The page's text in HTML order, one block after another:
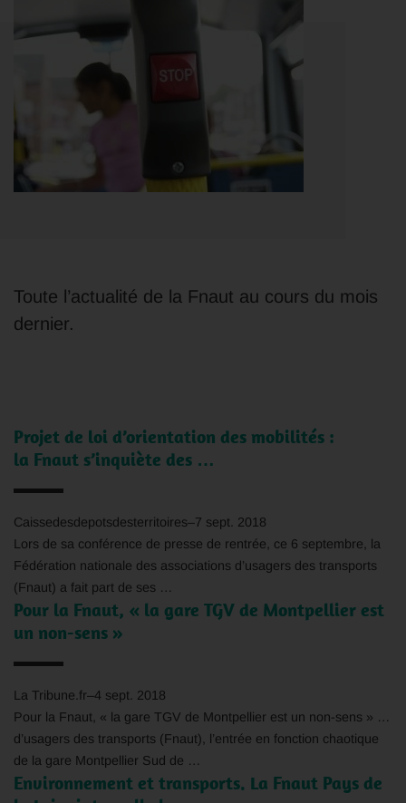
Toute l’actualité de la Fnaut au cours du mois
dernier.
Projet de loi d’orientation des mobilités :
la Fnaut s’inquiète des …
Caissedesdepotsdesterritoires–7 sept. 2018
Lors de sa conférence de presse de rentrée, ce 6 septembre, la
Fédération nationale des associations d’usagers des transports
(Fnaut) a fait part de ses …
Pour la Fnaut, « la gare TGV de Montpellier est
un non-sens »
La Tribune.fr–4 sept. 2018
Pour la Fnaut , « la gare TGV de Montpellier est un non-sens » …
d’usagers des transports (Fnaut), l’entrée en fonction chaotique
de la gare Montpellier Sud de …
Environnement et transports. La Fnaut Pays de